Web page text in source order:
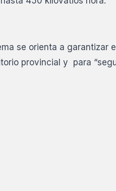
se orienta a garantizar
provincial y para